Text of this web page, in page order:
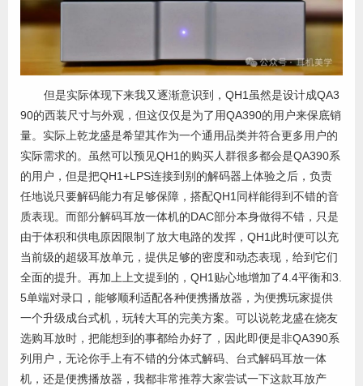
但是实际体现下来我又逐渐意识到，QH1虽然是设计成QA3
90的西装尺寸与外观，但这仅仅是为了用QA390的用户来保底销
量。实际上乾龙盛是希望其作为一个通用品类并符合更多用户的
实际需求的。虽然可以预见QH1的购买人群很多都会是QA390系
的用户，但是把QH1+LPS连接到别的解码器上体验之后，负责
任地说只要解码能力有足够保障，搭配QH1同样能得到不错的音
质表现。而部分解码耳放一体机的DAC部分本身做得不错，只是
由于体积和供电原因限制了放大电路的发挥，QH1此时便可以充
当前级的超级耳放单元，提供足够的密度和动态表现，给到它们
全面的提升。再加上上文提到的，QH1贴心地增加了4.4平衡和3.
5单端对录口，能够顺利适配各种便携播放器，为便携玩家提供
一个升级成台式机，玩转大耳的完美方案。可以说乾龙盛在烧友
选购耳放时，把能想到的事都给办好了，因此即便是非QA390系
列用户，无论你手上有不错的分体式解码、台式解码耳放一体
机，还是便携播放器，我都非常推荐大家尝试一下这款耳放产